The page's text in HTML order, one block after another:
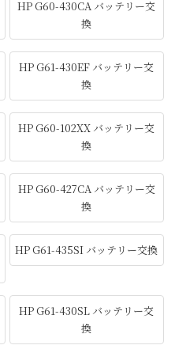
HP G60-430CA バッテリー交
換
HP G61-430EF バッテリー交
換
HP G60-102XX バッテリー交
換
HP G60-427CA バッテリー交
換
HP G61-435SI バッテリー交換
HP G61-430SL バッテリー交
換